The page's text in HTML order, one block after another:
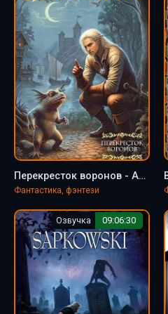
Перекресток воронов - Анджей Сапковский
Фантастика, фэнтези
Озвучка 09:06:30